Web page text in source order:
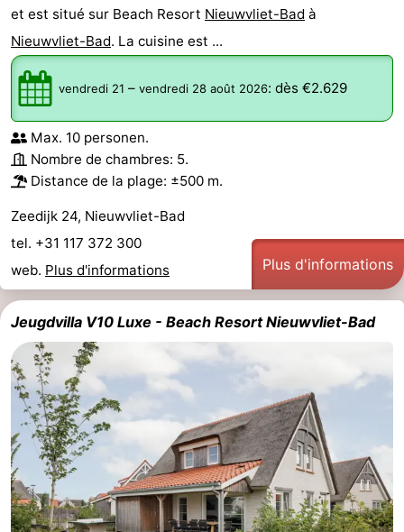
et est situé sur Beach Resort Nieuwvliet-Bad à
Nieuwvliet-Bad. La cuisine est ...
vendredi 21 – vendredi 28 août 2026: dès €2.629
Max. 10 personen.
Nombre de chambres: 5.
Distance de la plage: ±500 m.
Zeedijk 24, Nieuwvliet-Bad
tel. +31 117 372 300
web. Plus d'informations Plus d'informations
Jeugdvilla V10 Luxe - Beach Resort Nieuwvliet-Bad